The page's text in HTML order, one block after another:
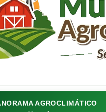
AGROCLIMÁTICO